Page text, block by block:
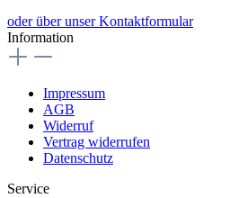
oder über unser Kontaktformular
Information
Impressum
AGB
Widerruf
Vertrag widerrufen
Datenschutz
Service